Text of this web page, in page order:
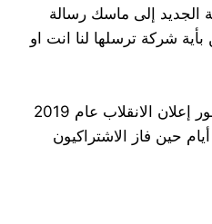
الجديد إلى ماسك رسالة
شركة ترسلها لنا انت او
وارتفعت أسهم شركة تسلا فور إعلان الانقلاب عام 2019